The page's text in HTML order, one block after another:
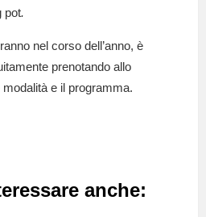
pot.
nel corso dell’anno, è
prenotando allo
e il programma.
anche: